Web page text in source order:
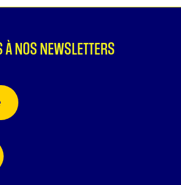
NOS NEWSLETTERS